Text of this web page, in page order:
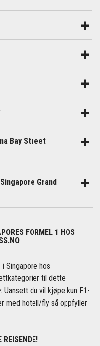
Bay Street
Grand
FORMEL 1 HOS
Singapore hos
til dette
. Uansett du vil kjøpe kun F1-
med hotell/fly så oppfyller
REISENDE!